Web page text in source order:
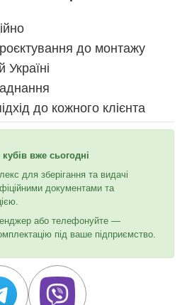
до монтажу
Україні
до кожного клієнта
вже сьогодні
для зберігання та видачі
документами та
або телефонуйте —
під ваше підприємство.